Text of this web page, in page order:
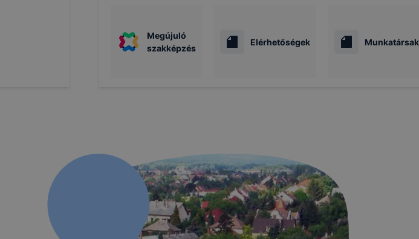
Megújuló
szakképzés
Elérhetőségek Munkatársak